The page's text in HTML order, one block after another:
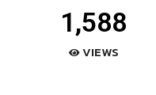
1,588
VIEWS